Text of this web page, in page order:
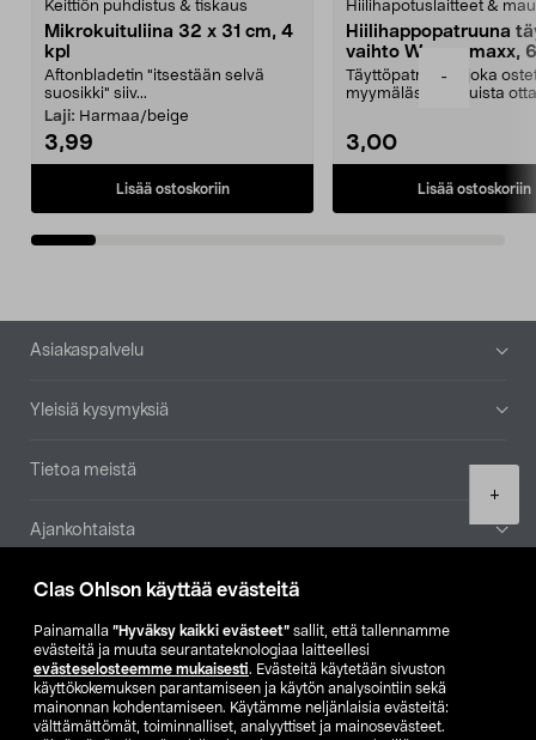
Clas Ohlson käyttää evästeitä
Painamalla ”Hyväksy kaikki evästeet” sallit, että tallennamme
evästeitä ja muuta seurantateknologiaa laitteellesi
evästeselosteemme mukaisesti. Evästeitä käytetään sivuston
käyttökokemuksen parantamiseen ja käytön analysointiin sekä
mainonnan kohdentamiseen. Käytämme neljänlaisia evästeitä:
välttämättömät, toiminnalliset, analyyttiset ja mainosevästeet.
-
+
Keittiön puhdistus & tiskaus
Mikrokuituliina 32 x 31 cm, 4
kpl
Aftonbladetin "itsestään selvä
suosikki" siiv...
Laji: Harmaa/beige
3,99
Lisää ostoskoriin
Hiilihapotuslaitteet &
Hiilihappopatruuna
vaihto Wassermaxx,
Täyttöpatruuna, joka
myymälästä – muista
3,00
Lisää ostoskoriin
Alatunniste
Asiakaspalvelu
Yleisiä kysymyksiä
Tietoa meistä
Ajankohtaista
Muut yrityksemme
Etsi myymälä
SE NO FI